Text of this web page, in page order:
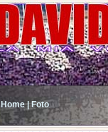
Home | Foto